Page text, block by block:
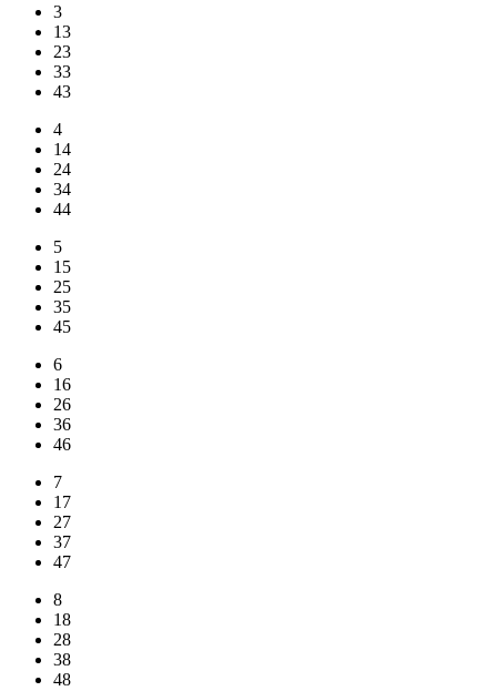
3
13
23
33
43
4
14
24
34
44
5
15
25
35
45
6
16
26
36
46
7
17
27
37
47
8
18
28
38
48